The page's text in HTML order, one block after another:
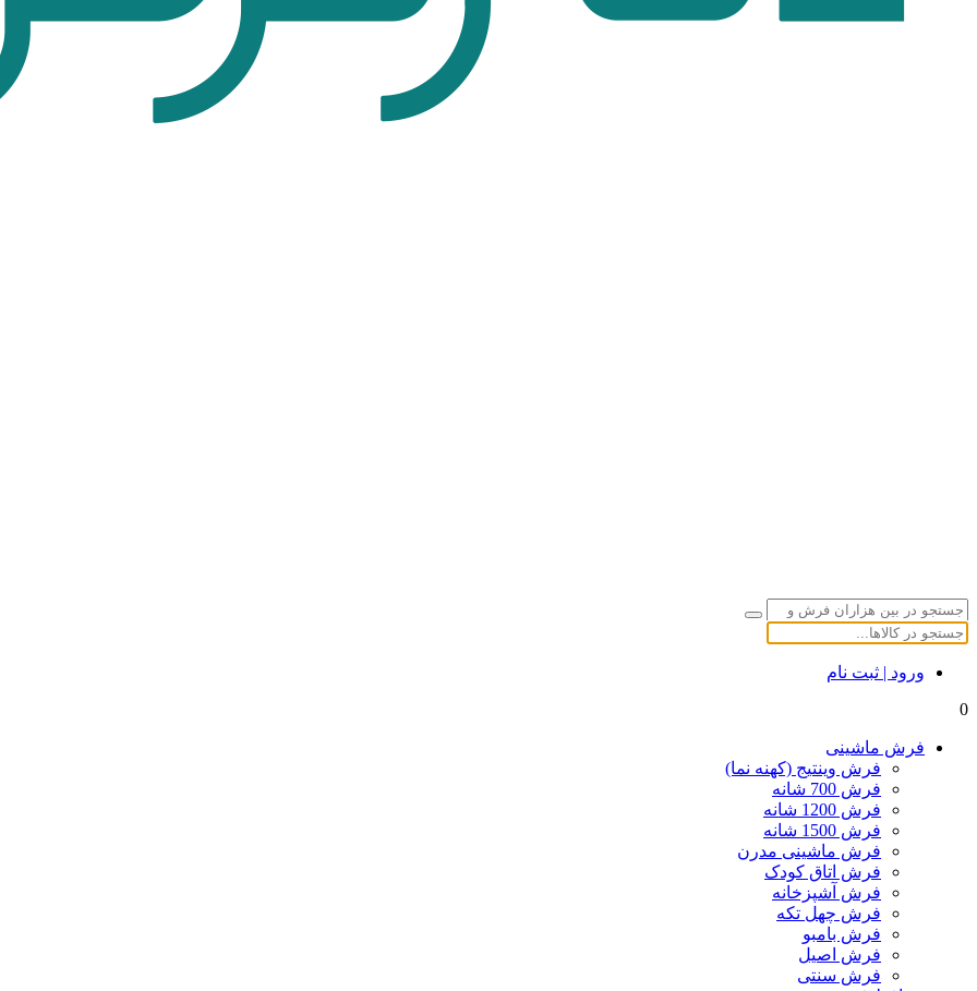
ورود | ثبت نام
0
فرش ماشینی
فرش وینتیج (کهنه نما)
فرش 700 شانه
فرش 1200 شانه
فرش 1500 شانه
فرش ماشینی مدرن
فرش اتاق کودک
فرش آشپزخانه
فرش چهل تکه
فرش بامبو
فرش اصیل
فرش سنتی